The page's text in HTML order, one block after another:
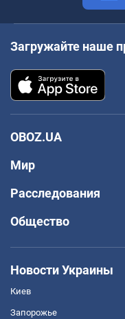
Загружайте наше
OBOZ.UA
Мир
Расследования
Общество
Новости Украины
Киев
Запорожье